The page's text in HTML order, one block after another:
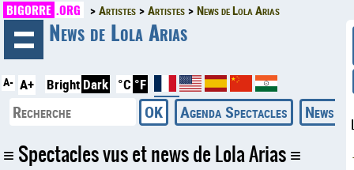
BIGORRE .ORG Artistes Artistes News de Lola Arias
News de Lola Arias
A- A+ Bright Dark °C °F
Agenda Spectacles News
Spectacles vus et news de Lola Arias